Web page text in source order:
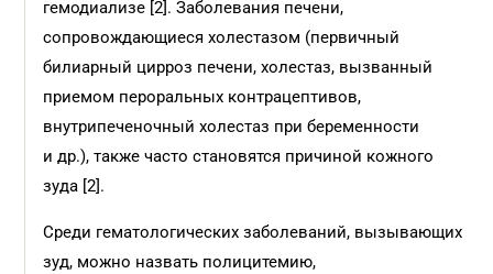
гемодиализе [2]. Заболевания печени,
сопровождающиеся холестазом (первичный
билиарный цирроз печени, холестаз, вызванный
приемом пероральных контрацептивов,
внутрипеченочный холестаз при беременности
и др.), также часто становятся причиной кожного
зуда [2].
Среди гематологических заболеваний, вызывающих
зуд, можно назвать полицитемию,